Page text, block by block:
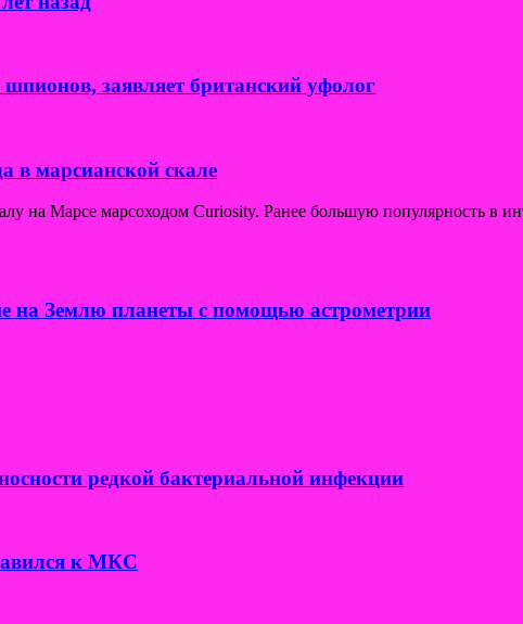
заявляет британский уфолог
в марсианской скале
на Марсе марсоходом Curiosity. Ранее большую популярность в
на Землю планеты с помощью астрометрии
редкой бактериальной инфекции
к МКС